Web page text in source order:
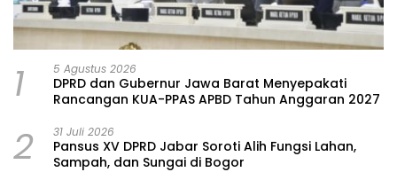
1 5 Agustus 2026
DPRD dan Gubernur Jawa Barat Menyepakati
Rancangan KUA-PPAS APBD Tahun Anggaran 2027
2 31 Juli 2026
Pansus XV DPRD Jabar Soroti Alih Fungsi Lahan,
Sampah, dan Sungai di Bogor